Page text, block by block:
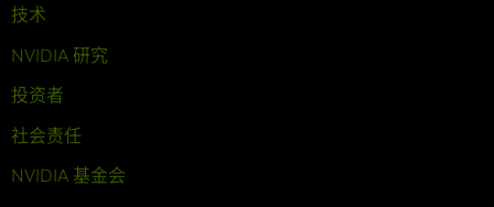
技术
NVIDIA 研究
投资者
社会责任
NVIDIA 基金会